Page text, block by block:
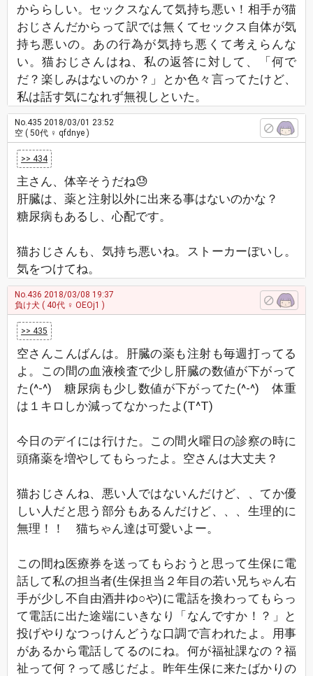
かららしい。セックスなんて気持ち悪い！相手が猫
おじさんだからって訳では無くてセックス自体が気
持ち悪いの。あの行為が気持ち悪くて考えらんな
い。猫おじさんはね、私の返答に対して、「何で
だ？楽しみはないのか？」とか色々言ってたけど、
私は話す気になれず無視しといた。
No.435 2018/03/01 23:52
空 ( 50代 ♀ qfdnye )
>> 434
主さん、体辛そうだね😓
肝臓は、薬と注射以外に出来る事はないのかな？
糖尿病もあるし、心配です。
猫おじさんも、気持ち悪いね。ストーカーぽいし。
気をつけてね。
No.436 2018/03/08 19:37
負け犬 ( 40代 ♀ OEOj1 )
>> 435
空さんこんばんは。肝臓の薬も注射も毎週打ってる
よ。この間の血液検査で少し肝臓の数値が下がって
た(^-^) 糖尿病も少し数値が下がってた(^-^) 体重
は１キロしか減ってなかったよ(T^T)
今日のデイには行けた。この間火曜日の診察の時に
頭痛薬を増やしてもらったよ。空さんは大丈夫？
猫おじさんね、悪い人ではないんだけど、、てか優
しい人だと思う部分もあるんだけど、、、生理的に
無理！！ 猫ちゃん達は可愛いよー。
この間ね医療券を送ってもらおうと思って生保に電
話して私の担当者(生保担当２年目の若い兄ちゃん右
手が少し不自由酒井ゆ○や)に電話を換わってもらっ
て電話に出た途端にいきなり「なんですか！？」と
投げやりなつっけんどうな口調で言われたよ。用事
があるから電話してるのにね。何が福祉課なの？福
祉って何？って感じだよ。昨年生保に来たばかりの